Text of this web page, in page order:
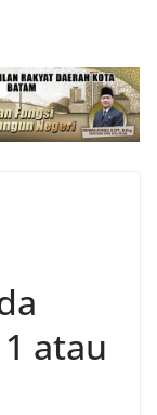
atau